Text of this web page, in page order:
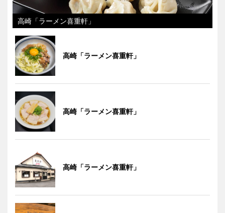
高崎「ラーメン喜重軒」
高崎「ラーメン喜重軒」
高崎「ラーメン喜重軒」
高崎「ラーメン喜重軒」